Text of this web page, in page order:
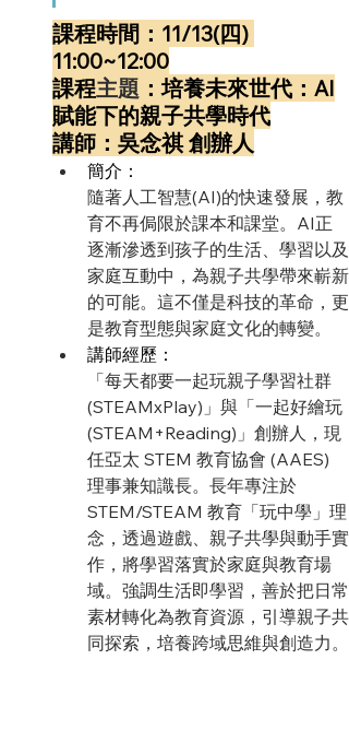
課程時間：11/13(四)
11:00~12:00
課程主題 ：培養未來世代：AI
賦能下的親子共學時代
講師：吳念祺 創辦人
簡介：
隨著人工智慧(AI)的快速發展，教
育不再侷限於課本和課堂。AI正
逐漸滲透到孩子的生活、學習以及
家庭互動中，為親子共學帶來嶄新
的可能。這不僅是科技的革命，更
是教育型態與家庭文化的轉變。
講師經歷：
「每天都要一起玩親子學習社群
(STEAMxPlay)」與「一起好繪玩
(STEAM+Reading)」創辦人，現
任亞太 STEM 教育協會 (AAES)
理事兼知識長。長年專注於
STEM/STEAM 教育「玩中學」理
念，透過遊戲、親子共學與動手實
作，將學習落實於家庭與教育場
域。強調生活即學習，善於把日常
素材轉化為教育資源，引導親子共
同探索，培養跨域思維與創造力。